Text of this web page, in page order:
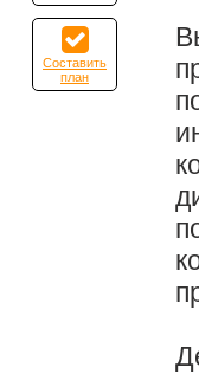
Составить
план